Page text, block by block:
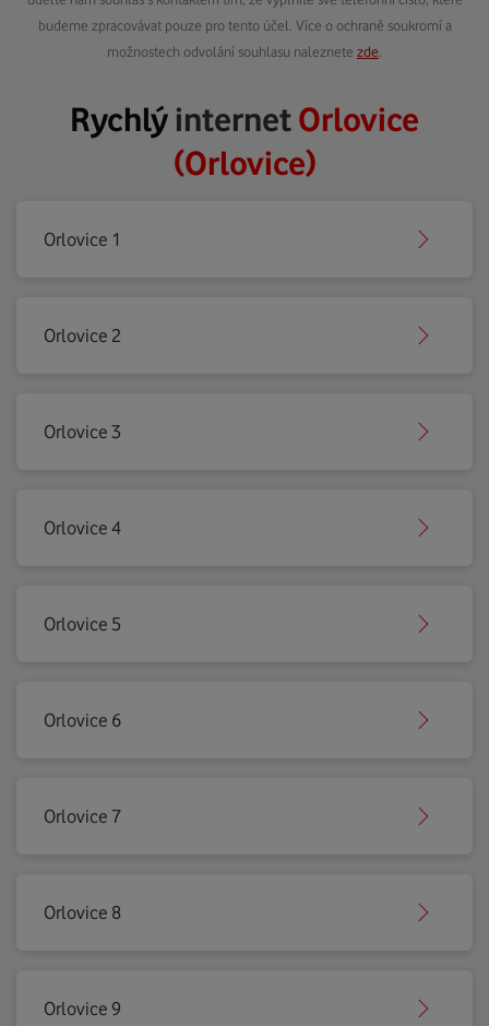
budeme zpracovávat pouze pro tento účel. Více o ochraně soukromí a
možnostech odvolání souhlasu naleznete zde
RychlýinternetOrlovice
(Orlovice)
Orlovice 1
Orlovice 2
Orlovice 3
Orlovice 4
Orlovice 5
Orlovice 6
Orlovice 7
Orlovice 8
Orlovice 9